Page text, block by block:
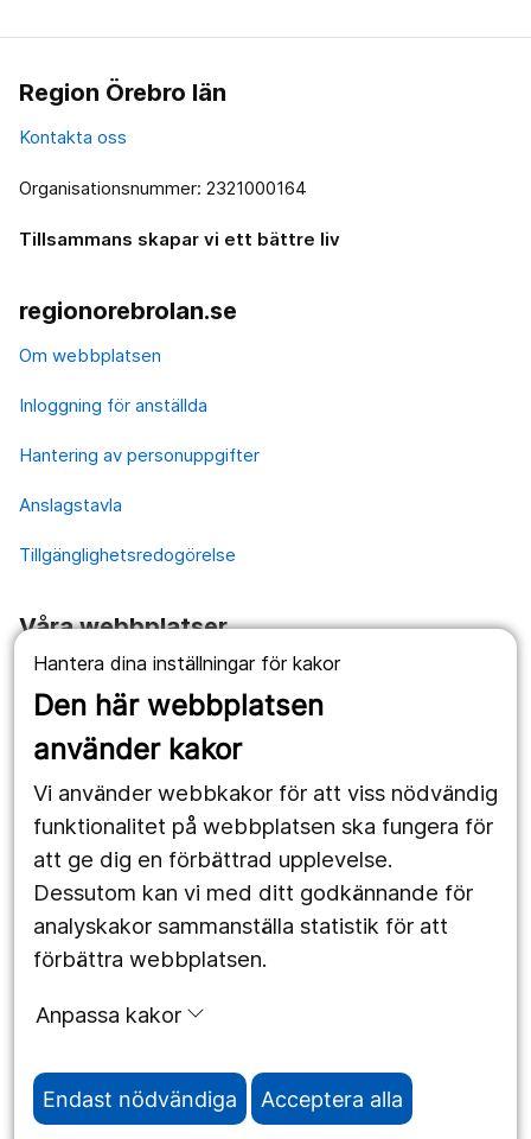
Hantera dina inställningar för kakor
Den här webbplatsen
använder kakor
Vi använder webbkakor för att viss nödvändig
funktionalitet på webbplatsen ska fungera för
att ge dig en förbättrad upplevelse.
Dessutom kan vi med ditt godkännande för
analyskakor sammanställa statistik för att
förbättra webbplatsen.
Anpassa kakor
Endast nödvändiga Acceptera alla
Region Örebro län
Kontakta oss
Organisationsnummer: 2321000164
Tillsammans skapar vi ett bättre liv
regionorebrolan.se
Om webbplatsen
Inloggning för anställda
Hantering av personuppgifter
Anslagstavla
Tillgänglighetsredogörelse
Våra webbplatser
1177.se
Länstrafiken
Utveckling
Följ oss
Facebook